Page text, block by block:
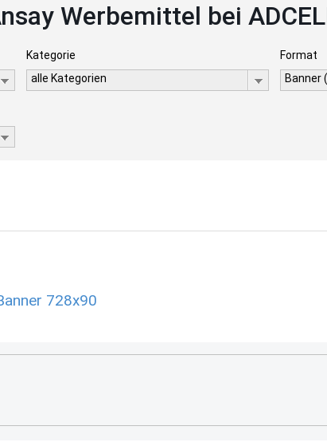
Werbemittel bei
Kategorie
alle Kategorien
Format
Banner
728x90